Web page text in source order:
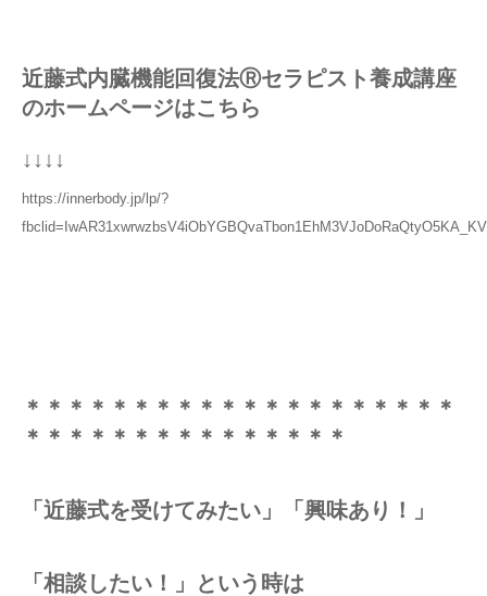
近藤式内臓機能回復法Ⓡセラピスト養成講座
のホームページはこちら
↓↓↓↓
https://innerbody.jp/lp/?
＊＊＊＊＊＊＊＊＊＊＊＊＊＊＊＊＊＊＊＊
＊＊＊＊＊＊＊＊＊＊＊＊＊＊＊
「近藤式を受けてみたい」「興味あり！」
「相談したい！」という時は